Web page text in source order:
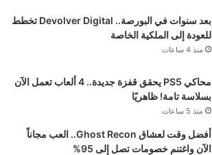
بعد سنوات في البورصة.. Devolver Digital تخطط
للعودة إلى الملكية الخاصة
منذ 4 ساعات
محاكي PS5 يحقق قفزة جديدة.. 4 ألعاب تعمل الآن
بسلاسة تامة! ظاهريًا
منذ 5 ساعات
أفضل وقت لعشاق Ghost Recon.. العب مجاناً
الآن واغتنم خصومات تصل إلى 95%